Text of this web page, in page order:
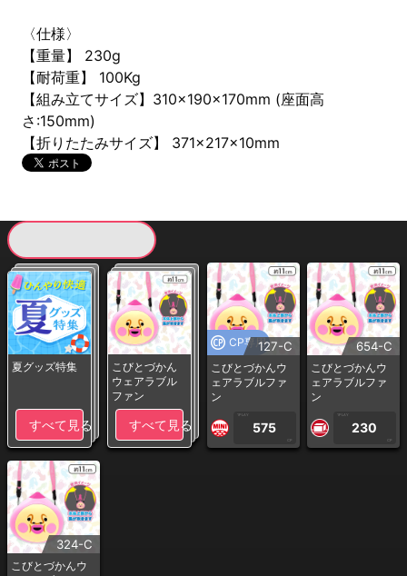
〈仕様〉
【重量】 230g
【耐荷重】 100Kg
【組み立てサイズ】310x190x170mm (座面高
さ:150mm)
【折りたたみサイズ】 371x217x10mm
夏グッズ特集
すべて見る
こびとづかん
ウェアラブル
ファン
すべて見る
CP専用127-C
こびとづかんウ
ェアラブルファ
ン
1PLAY
575
CP
654-C
こびとづかんウ
ェアラブルファ
ン
1PLAY
230
CP
324-C
こびとづかんウ